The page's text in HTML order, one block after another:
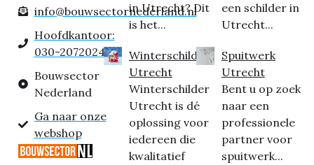
info@bouwsectornederland.nl
Hoofdkantoor:
030-2072024
Bouwsector
Nederland
Ga naar onze
webshop
in Utrecht? Dit
is het...
Winterschilder
Utrecht
Winterschilder
Utrecht is dé
oplossing voor
iedereen die
kwalitatief
een schilder in
Utrecht...
Spuitwerk
Utrecht
Bent u op zoek
naar een
professionele
partner voor
spuitwerk...